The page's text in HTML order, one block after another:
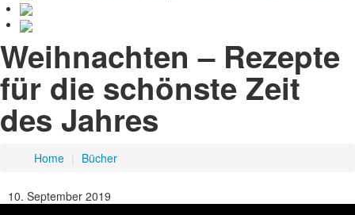
Weihnachten – Rezepte
für die schönste Zeit
des Jahres
Home | Bücher
10. September 2019